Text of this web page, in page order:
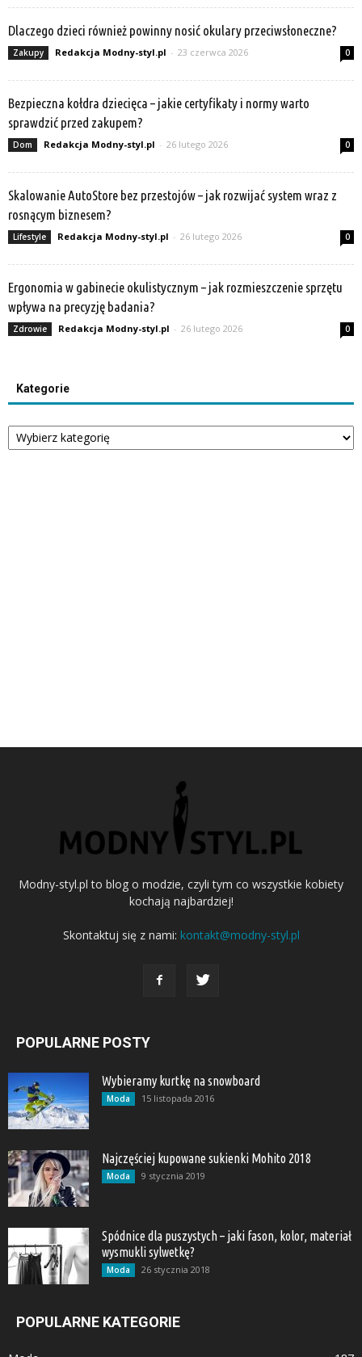
Dlaczego dzieci również powinny nosić okulary przeciwsłoneczne?
Zakupy Redakcja Modny-styl.pl - 23 czerwca 2026 0
Bezpieczna kołdra dziecięca – jakie certyfikaty i normy warto
sprawdzić przed zakupem?
Dom Redakcja Modny-styl.pl - 26 lutego 2026 0
Skalowanie AutoStore bez przestojów – jak rozwijać system wraz z
rosnącym biznesem?
Lifestyle Redakcja Modny-styl.pl - 26 lutego 2026 0
Ergonomia w gabinecie okulistycznym – jak rozmieszczenie sprzętu
wpływa na precyzję badania?
Zdrowie Redakcja Modny-styl.pl - 26 lutego 2026 0
Kategorie
Kategorie
Modny-styl.pl to blog o modzie, czyli tym co wszystkie kobiety
kochają najbardziej!
Skontaktuj się z nami: kontakt@modny-styl.pl
POPULARNE POSTY
Wybieramy kurtkę na snowboard
Moda 15 listopada 2016
Najczęściej kupowane sukienki Mohito 2018
Moda 9 stycznia 2019
Spódnice dla puszystych – jaki fason, kolor, materiał
wysmukli sylwetkę?
Moda 26 stycznia 2018
POPULARNE KATEGORIE